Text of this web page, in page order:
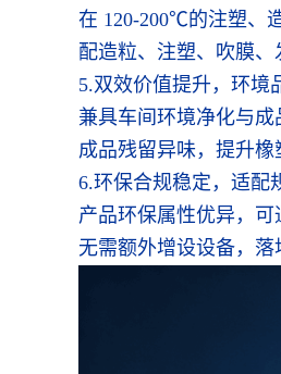
在 120-200℃的注塑、
配造粒、注塑、吹膜、
5.双效价值提升，环境
兼具车间环境净化与
成品残留异味，提升橡
6.环保合规稳定，适配
产品环保属性优异，
无需额外增设设备，落